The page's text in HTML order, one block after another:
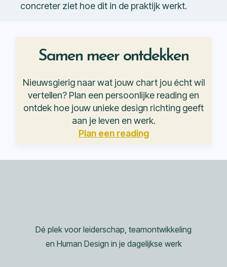
concreter ziet hoe dit in de praktijk werkt.
Samen meer ontdekken
Nieuwsgierig naar wat jouw chart jou écht wil
vertellen? Plan een persoonlijke reading en
ontdek hoe jouw unieke design richting geeft
aan je leven en werk.
Plan een reading
Dé plek voor leiderschap, teamontwikkeling
en Human Design in je dagelijkse werk